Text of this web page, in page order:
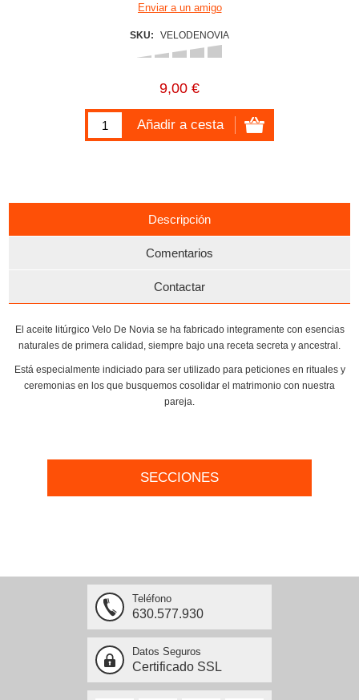
SKU: VELODENOVIA
9,00 €
Descripción
Comentarios
Contactar
El aceite litúrgico Velo De Novia se ha fabricado integramente con esencias
naturales de primera calidad, siempre bajo una receta secreta y ancestral.
Está especialmente indiciado para ser utilizado para peticiones en rituales y
ceremonias en los que busquemos cosolidar el matrimonio con nuestra
pareja.
SECCIONES
Teléfono
630.577.930
Datos Seguros
Certificado SSL